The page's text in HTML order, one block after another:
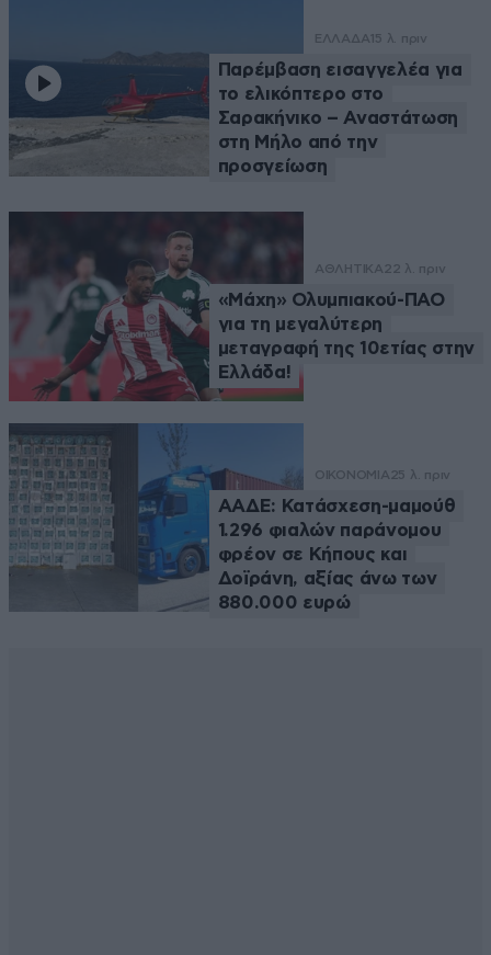
ΕΛΛΑΔΑ 15 λ. πριν
Παρέμβαση εισαγγελέα για
το ελικόπτερο στο
Σαρακήνικο – Αναστάτωση
στη Μήλο από την
προσγείωση
ΑΘΛΗΤΙΚΑ22 λ. πριν
«Μάχη» Ολυμπιακού-ΠΑΟ
για τη μεγαλύτερη
μεταγραφή της 10ετίας στην
Ελλάδα!
ΟΙΚΟΝΟΜΙΑ 25 λ. πριν
ΑΑΔΕ: Κατάσχεση-μαμούθ
1.296 φιαλών παράνομου
φρέον σε Κήπους και
Δοϊράνη, αξίας άνω των
880.000 ευρώ